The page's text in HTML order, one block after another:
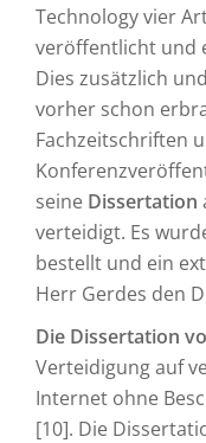
Technology vier
veröffentlicht und
Dies zusätzlich
vorher schon
Fachzeitschriften
seine Dissertation
verteidigt. Es
bestellt und ein
Herr Gerdes den
Die Dissertation
Verteidigung auf
Internet ohne
[10]. Die